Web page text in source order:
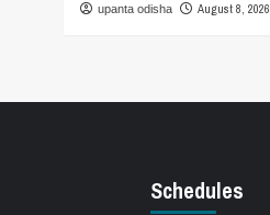
upanta odisha August 8, 2026
Schedules